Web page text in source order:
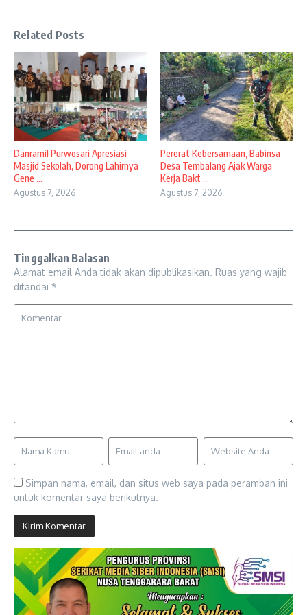
Related Posts
Danramil Purwosari Apresiasi
Masjid Sekolah, Dorong Lahirnya
Gene ...
Agustus 7, 2026
Pererat Kebersamaan, Babinsa
Desa Tembalang Ajak Warga
Kerja Bakt ...
Agustus 7, 2026
Tinggalkan Balasan
Alamat email Anda tidak akan dipublikasikan. Ruas yang wajib
ditandai *
Simpan nama, email, dan situs web saya pada peramban ini
untuk komentar saya berikutnya.